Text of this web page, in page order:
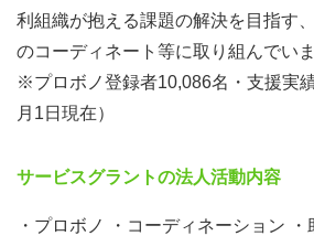
利組織が抱える課題の解決を目指す
のコーディネート等に取り組んでいま
※プロボノ登録者10,086名・支援実
月1日現在）
サービスグラントの法人活動内容
・プロボノ ・コーディネーション